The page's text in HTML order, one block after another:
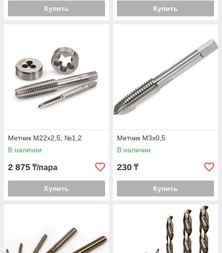
Купить Купить
Метчик М22х2,5, №1,2
В наличии
2 875 ₸/пара
Купить
Метчик М3х0,5
В наличии
230 ₸
Купить